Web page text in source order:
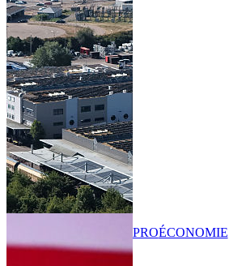
PROÉCONOMIE